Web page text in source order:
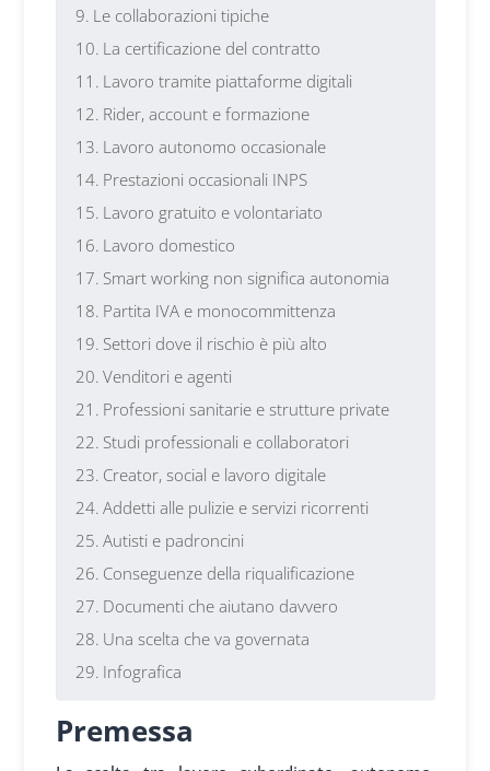
Le collaborazioni tipiche
La certificazione del contratto
Lavoro tramite piattaforme digitali
Rider, account e formazione
Lavoro autonomo occasionale
Prestazioni occasionali INPS
Lavoro gratuito e volontariato
Lavoro domestico
Smart working non significa autonomia
Partita IVA e monocommittenza
Settori dove il rischio è più alto
Venditori e agenti
Professioni sanitarie e strutture private
Studi professionali e collaboratori
Creator, social e lavoro digitale
Addetti alle pulizie e servizi ricorrenti
Autisti e padroncini
Conseguenze della riqualificazione
Documenti che aiutano davvero
Una scelta che va governata
Infografica
Premessa